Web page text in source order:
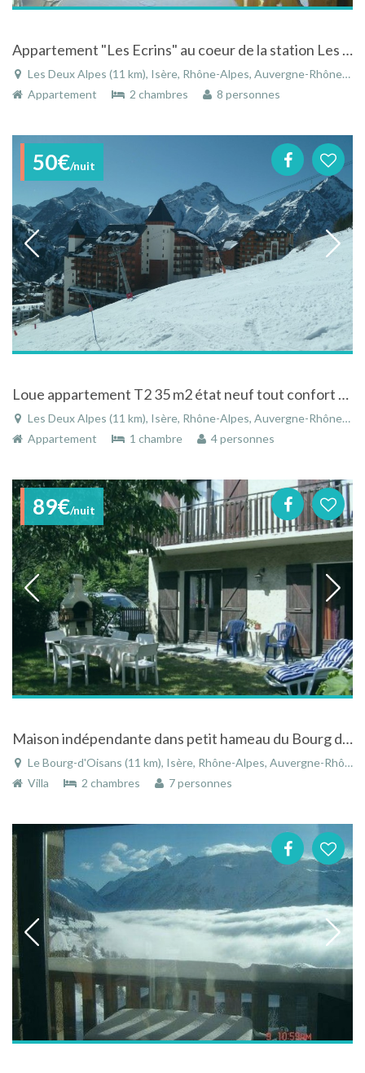
Appartement "Les Ecrins" au coeur de la station Les deux alpes en Isère
Les Deux Alpes (11 km), Isère, Rhône-Alpes, Auvergne-Rhône-Alpes, France
Appartement
2 chambres 8 personnes
50€/nuit
Loue appartement T2 35 m2 état neuf tout confort dans résidence 3*** calme
Les Deux Alpes (11 km), Isère, Rhône-Alpes, Auvergne-Rhône-Alpes, France
Appartement
1 chambre 4 personnes
89€/nuit
Maison indépendante dans petit hameau du Bourg d'Oisans dans le Rhône-Alpes
Le Bourg-d'Oisans (11 km), Isère, Rhône-Alpes, Auvergne-Rhône-Alpes, France
Villa
2 chambres 7 personnes